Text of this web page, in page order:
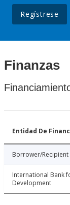
Regístrese
Finanzas
Entidad De
Borrower/Recipient
International Bank
Development